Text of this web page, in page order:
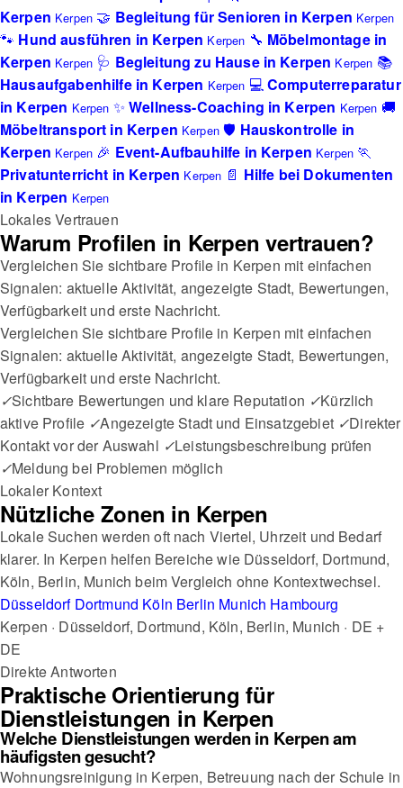
Kerpen Kerpen 🤝 Begleitung für Senioren in Kerpen Kerpen
🐾 Hund ausführen in Kerpen Kerpen 🔧 Möbelmontage in
Kerpen Kerpen 🩺 Begleitung zu Hause in Kerpen Kerpen 📚
Hausaufgabenhilfe in Kerpen Kerpen 💻Computerreparatur
in Kerpen Kerpen ✨ Wellness-Coaching in Kerpen Kerpen 🚚
Möbeltransport in Kerpen Kerpen 🛡️ Hauskontrolle in
Kerpen Kerpen 🎉 Event-Aufbauhilfe in Kerpen Kerpen 🏃
Privatunterricht in Kerpen Kerpen 📄 Hilfe bei Dokumenten
in Kerpen Kerpen
Lokales Vertrauen
Warum Profilen in Kerpen vertrauen?
Vergleichen Sie sichtbare Profile in Kerpen mit einfachen
Signalen: aktuelle Aktivität, angezeigte Stadt, Bewertungen,
Verfügbarkeit und erste Nachricht.
Vergleichen Sie sichtbare Profile in Kerpen mit einfachen
Signalen: aktuelle Aktivität, angezeigte Stadt, Bewertungen,
Verfügbarkeit und erste Nachricht.
✓Sichtbare Bewertungen und klare Reputation ✓Kürzlich
aktive Profile ✓Angezeigte Stadt und Einsatzgebiet ✓Direkter
Kontakt vor der Auswahl ✓Leistungsbeschreibung prüfen
✓Meldung bei Problemen möglich
Lokaler Kontext
Nützliche Zonen in Kerpen
Lokale Suchen werden oft nach Viertel, Uhrzeit und Bedarf
klarer. In Kerpen helfen Bereiche wie Düsseldorf, Dortmund,
Köln, Berlin, Munich beim Vergleich ohne Kontextwechsel.
Düsseldorf Dortmund Köln Berlin Munich Hambourg
Kerpen · Düsseldorf, Dortmund, Köln, Berlin, Munich · DE +
DE
Direkte Antworten
Praktische Orientierung für
Dienstleistungen in Kerpen
Welche Dienstleistungen werden in Kerpen am
häufigsten gesucht?
Wohnungsreinigung in Kerpen, Betreuung nach der Schule in